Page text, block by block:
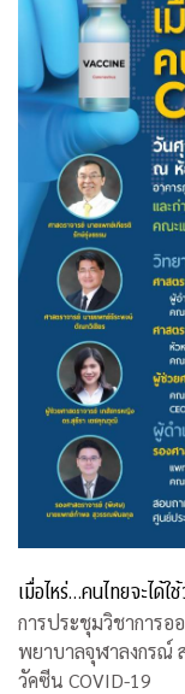
เมื่อไหร่…คนไทยจะได้ใ
การประชุมวิชาการ
พยาบาลจุฬาลงกรณ์
วัคซีน COVID-19